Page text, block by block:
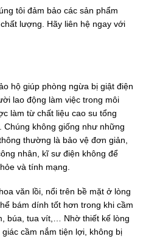
tôi đảm bảo các sản phẩm
lượng. Hãy liên hệ ngay với
hộ giúp phòng ngừa bị giật điện
lao động làm việc trong môi
làm từ chất liệu cao su tổng
Chúng không giống như những
thường là bảo vệ đơn giản,
nhân, kĩ sư điện không để
và tính mạng.
văn lồi, nổi trên bề mặt ở lòng
bám dính tốt hơn trong khi cầm
búa, tua vít,… Nhờ thiết kế lòng
cầm nắm tiện lợi, không bị